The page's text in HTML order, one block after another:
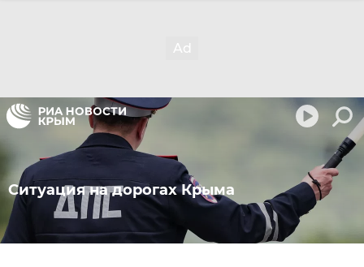
Ситуация на дорогах Крыма